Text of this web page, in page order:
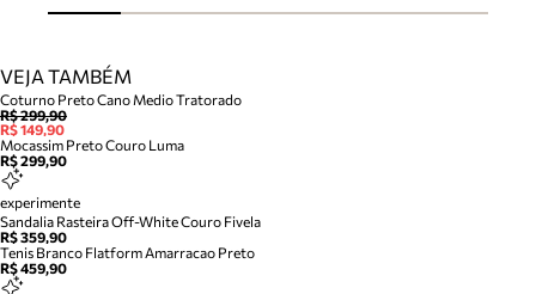
VEJA TAMBÉM
Coturno Preto Cano Medio Tratorado
R$ 299,90
R$ 149,90
Mocassim Preto Couro Luma
R$ 299,90
experimente
Sandalia Rasteira Off-White Couro Fivela
R$ 359,90
Tenis Branco Flatform Amarracao Preto
R$ 459,90